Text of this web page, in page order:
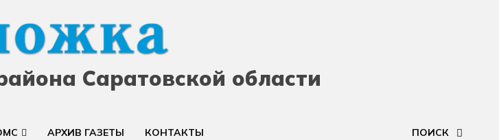
Саратовской области
АРХИВ ГАЗЕТЫ КОНТАКТЫ ПОИСК